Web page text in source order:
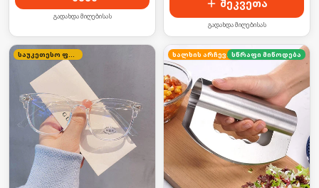
გადახდა მიღებისას
შეკვეთა
გადახდა მიღებისას
საუკეთესო ფასი ხალხის არჩევანისწრაფი მიწოდება